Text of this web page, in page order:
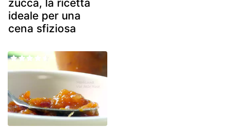
zucca, la ricetta
ideale per una
cena sfiziosa